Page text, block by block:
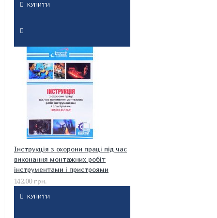
КУПИТИ
Інструкція з охорони праці під час
виконання монтажних робіт
інструментами і пристроями
142.00 грн.
КУПИТИ